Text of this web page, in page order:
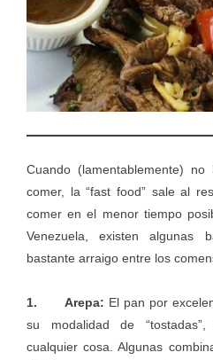
Cuando (lamentablemente)
comer, la “fast food” sale al
comer en el menor tiempo
Venezuela, existen algunas
bastante arraigo entre los
1. Arepa: El pan por
su modalidad de
cualquier cosa. Algunas